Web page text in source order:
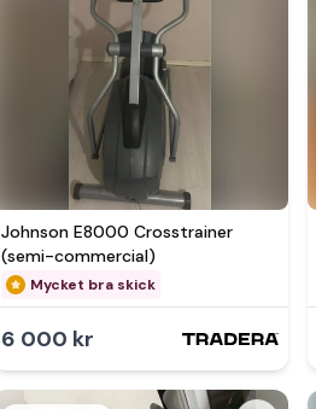
Johnson E8000 Crosstrainer
(semi-commercial)
Mycket bra skick
6 000 kr